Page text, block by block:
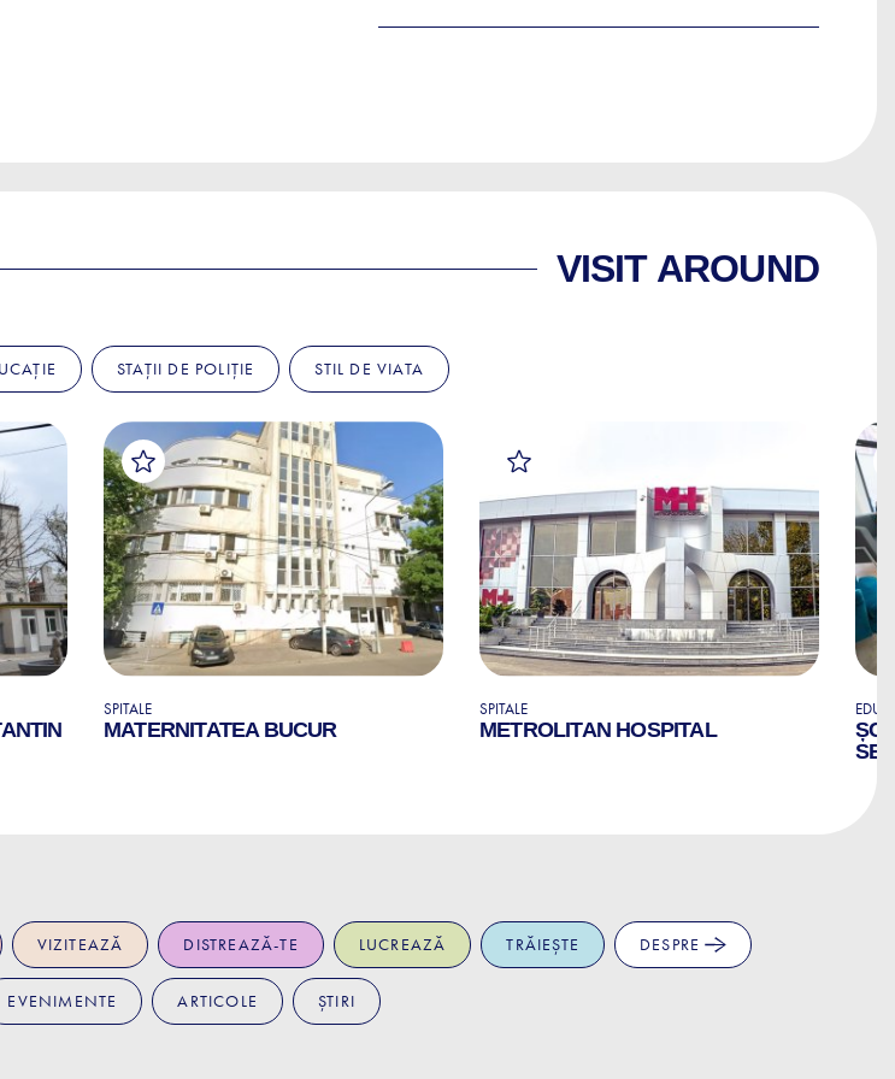
VISIT AROUND
STAȚII DE POLIȚIE STIL DE VIATA
SPITALE
MATERNITATEA BUCUR
SPITALE
METROLITAN HOSPITAL
VIZITEAZĂ DISTREAZĂ-TE LUCREAZĂ TRĂIEȘTE DESPRE
EVENIMENTE ARTICOLE ȘTIRI